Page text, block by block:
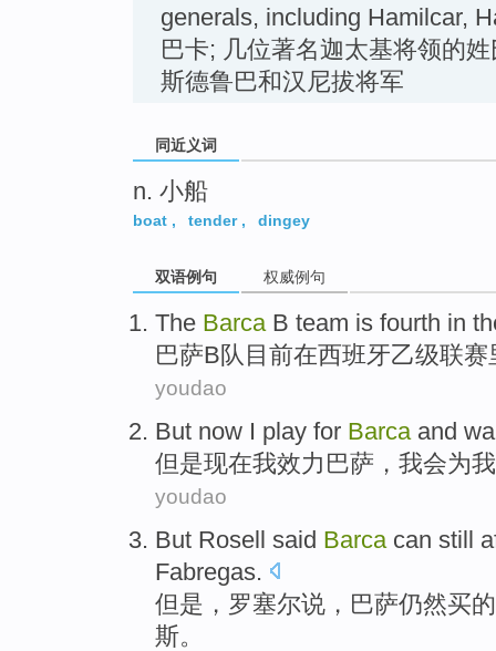
generals, including Hamilcar,
巴卡; 几位著名迦太基将领的
斯德鲁巴和汉尼拔将军
同近义词
n. 小船
boat , tender, dingey
双语例句 权威例句
The Barca B team is fourth in
巴萨B 队 目前在西班牙乙级联赛
youdao
But now I play for Barcaand
但是现在我效力 巴萨， 我会为我
youdao
But Rosell said Barca can still
Fabregas.
但是 ，罗塞尔说 ， 巴萨仍然买
斯。